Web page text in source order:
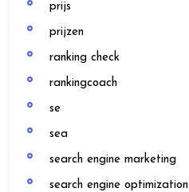
prijs
prijzen
ranking check
rankingcoach
se
sea
search engine marketing
search engine optimization